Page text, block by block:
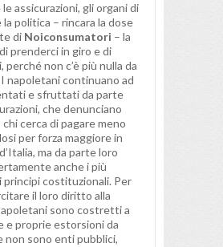
le assicurazioni, gli organi di
politica – rincara la dose
di Noiconsumatori – la
prenderci in giro e di
perché non c’è più nulla da
napoletani continuano ad
e sfruttati da parte
che denunciano
cerca di pagare meno
per forza maggiore in
ma da parte loro
anche i più
principi costituzionali. Per
il loro diritto alla
sono costretti a
e proprie estorsioni da
non sono enti pubblici,